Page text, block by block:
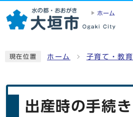
ホーム
現在位置 ホーム 子育て・教育
出産時の手続き